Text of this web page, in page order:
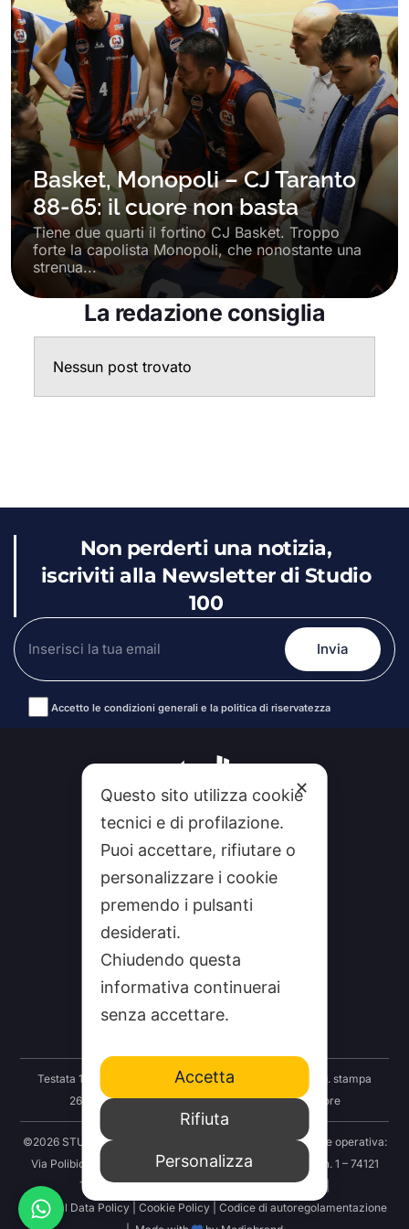
Basket, Monopoli – CJ Taranto
88-65: il cuore non basta
Tiene due quarti il fortino CJ Basket. Troppo
forte la capolista Monopoli, che nonostante una
strenua...
La redazione consiglia
Nessun post trovato
Non perderti una notizia,
iscriviti alla Newsletter di Studio
100
Accetto le condizioni generali e la politica di riservatezza
CHI SIAMO
CONTATTI
FEEDRSS
Testata 100 Notizie: Registrazione Tribunale Taranto reg. stampa
2625/2024 del 12.09.2024 Indipendenza S.r.l. Editore
©2026 STUDIO100 – Società Cooperativa 100 Media | Sede operativa:
Via Polibio 89 – 74121 Taranto | Sede legale: Via Abruzzo n. 1 – 74121
Taranto | P.IVA: 03414830731 | REA: TA-251456 |
Personal Data Policy
Cookie Policy
Codice di autoregolamentazione
✕
Questo sito utilizza cookie
tecnici e di profilazione.
Puoi accettare, rifiutare o
personalizzare i cookie
premendo i pulsanti
desiderati.
Chiudendo questa
informativa continuerai
senza accettare.
Accetta
Rifiuta
Personalizza